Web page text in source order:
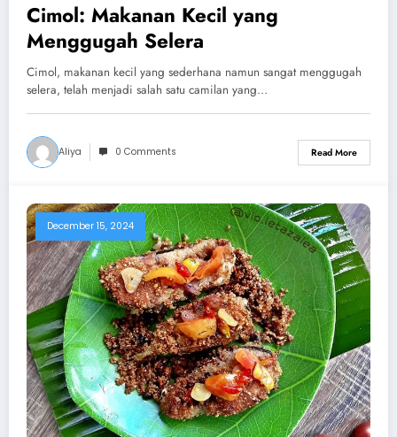
Cimol: Makanan Kecil yang
Menggugah Selera
Cimol, makanan kecil yang sederhana namun sangat menggugah
selera, telah menjadi salah satu camilan yang…
Aliya 0 Comments Read More
December 15, 2024